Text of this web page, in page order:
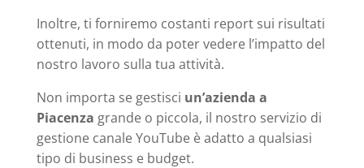
Inoltre, ti forniremo costanti report sui risultati
ottenuti, in modo da poter vedere l’impatto del
nostro lavoro sulla tua attività.
Non importa se gestisci un’azienda a
Piacenza grande o piccola, il nostro servizio di
gestione canale YouTube è adatto a qualsiasi
tipo di business e budget.